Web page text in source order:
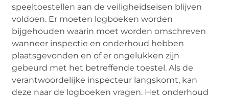
speeltoestellen aan de veiligheidseisen blijven
voldoen. Er moeten logboeken worden
bijgehouden waarin moet worden omschreven
wanneer inspectie en onderhoud hebben
plaatsgevonden en of er ongelukken zijn
gebeurd met het betreffende toestel. Als de
verantwoordelijke inspecteur langskomt, kan
deze naar de logboeken vragen. Het onderhoud